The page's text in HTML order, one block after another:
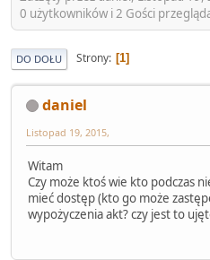
0 użytkowników i 2 Gości
DO DOŁU Strony 1
daniel
Listopad 19, 2015,
Witam
Czy może ktoś wie kto podczas
mieć dostęp (kto go może
wypożyczenia akt? czy jest to